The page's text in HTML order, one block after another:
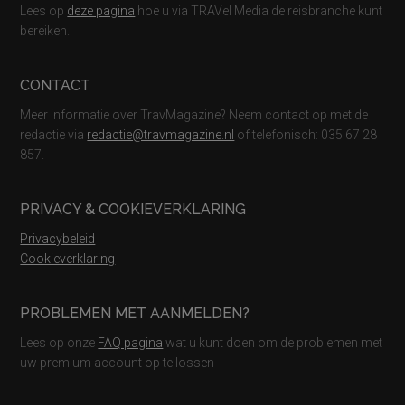
Lees op deze pagina hoe u via TRAVel Media de reisbranche kunt
bereiken.
CONTACT
Meer informatie over TravMagazine? Neem contact op met de
redactie via redactie@travmagazine.nl of telefonisch: 035 67 28
857.
PRIVACY & COOKIEVERKLARING
Privacybeleid
Cookieverklaring
PROBLEMEN MET AANMELDEN?
Lees op onze FAQ pagina wat u kunt doen om de problemen met
uw premium account op te lossen